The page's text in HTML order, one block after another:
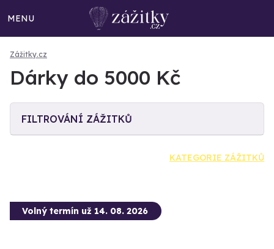
MENU
Zážitky.cz
Dárky do 5000 Kč
FILTROVÁNÍ ZÁŽITKŮ
KATEGORIE ZÁŽITKŮ
Volný termín už 14. 08. 2026